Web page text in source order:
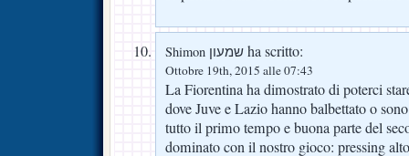
Shimon שמעון ha scritto:
Ottobre 19th, 2015 alle 07:43
La Fiorentina ha dimostrato di poterci
dove Juve e Lazio hanno balbettato o
tutto il primo tempo e buona parte del
dominato con il nostro gioco: pressing